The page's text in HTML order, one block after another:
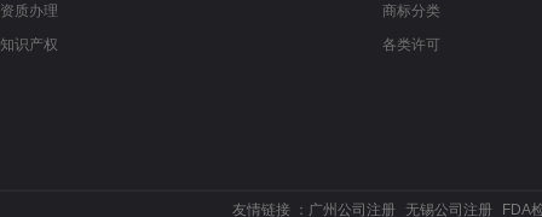
资质办理
知识产权
商标分类
各类许可
友情链接 ： 广州公司注册 无锡公司注册 FDA